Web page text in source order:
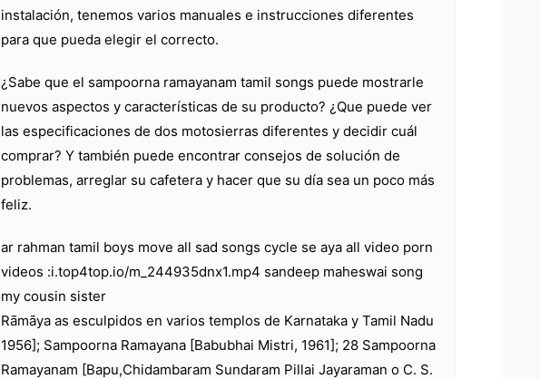
instalación, tenemos varios manuales e instrucciones diferentes
para que pueda elegir el correcto.
¿Sabe que el sampoorna ramayanam tamil songs puede mostrarle
nuevos aspectos y características de su producto? ¿Que puede ver
las especificaciones de dos motosierras diferentes y decidir cuál
comprar? Y también puede encontrar consejos de solución de
problemas, arreglar su cafetera y hacer que su día sea un poco más
feliz.
ar rahman tamil boys move all sad songs cycle se aya all video porn
videos :i.top4top.io/m_244935dnx1.mp4 sandeep maheswai song
my cousin sister
Rāmāya as esculpidos en varios templos de Karnataka y Tamil Nadu
1956]; Sampoorna Ramayana [Babubhai Mistri, 1961]; 28 Sampoorna
Ramayanam [Bapu,Chidambaram Sundaram Pillai Jayaraman o C. S.